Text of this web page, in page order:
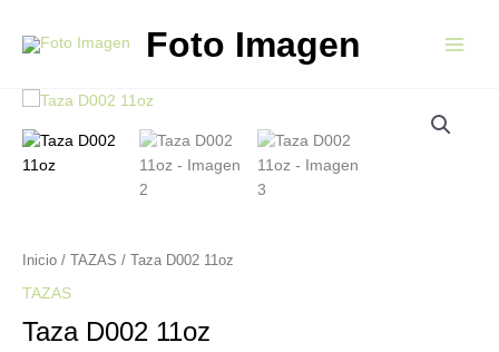
Foto Imagen
Menu
Inicio / TAZAS / Taza D002 11oz
TAZAS
Taza D002 11oz
Taza
11oz
cantidad